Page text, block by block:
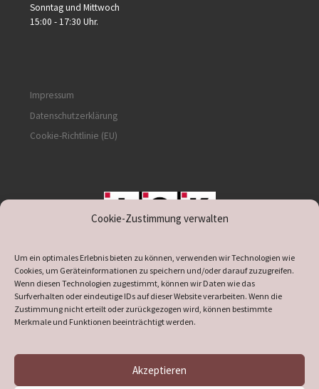
Cookie-Zustimmung verwalten
Um ein optimales Erlebnis bieten zu können, verwenden wir Technologien wie
Cookies, um Geräteinformationen zu speichern und/oder darauf zuzugreifen.
Wenn diesen Technologien zugestimmt, können wir Daten wie das
Surfverhalten oder eindeutige IDs auf dieser Website verarbeiten. Wenn die
Zustimmung nicht erteilt oder zurückgezogen wird, können bestimmte
Merkmale und Funktionen beeinträchtigt werden.
Akzeptieren
Sonntag und Mittwoch
15:00 - 17:30 Uhr.
Impressum
Datenschutzerklärung
Cookie-Richtlinie (EU)
supported by DÖ